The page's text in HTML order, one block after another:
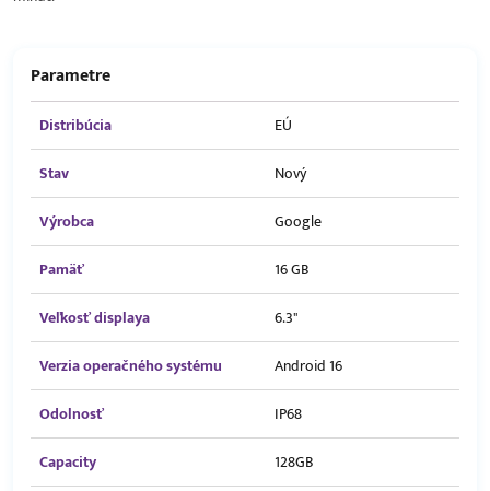
Parametre
Distribúcia
EÚ
Stav
Nový
Výrobca
Google
Pamäť
16 GB
Veľkosť displaya
6.3"
Verzia operačného systému
Android 16
Odolnosť
IP68
Capacity
128GB